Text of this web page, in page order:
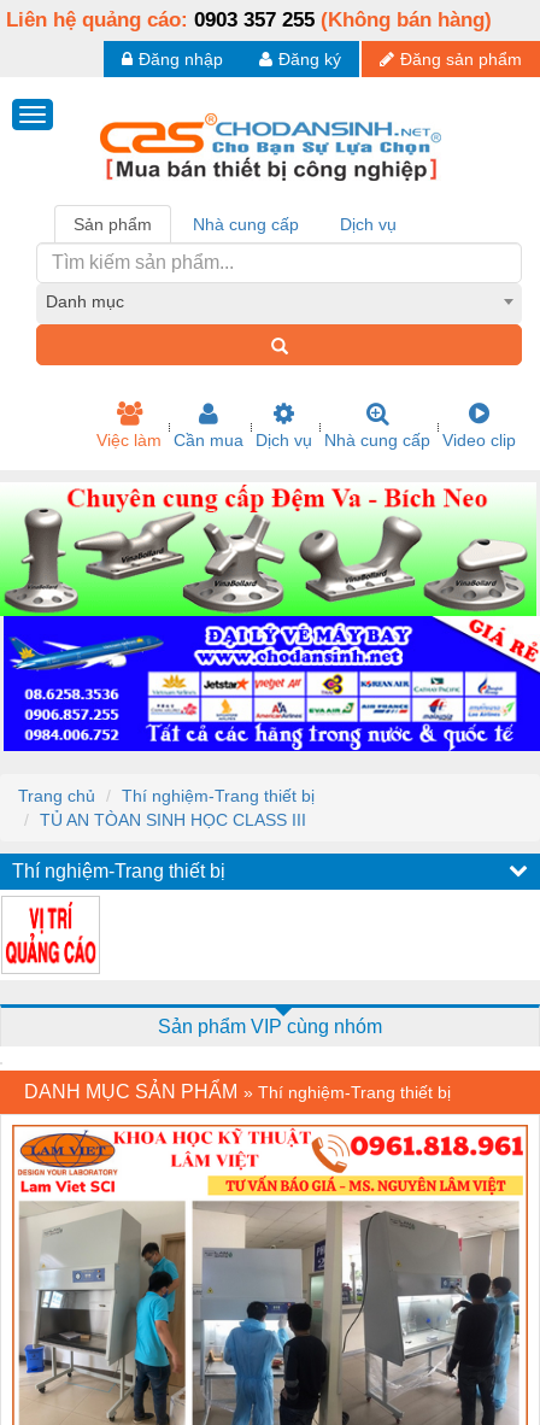
Liên hệ quảng cáo: 0903 357 255 (Không bán hàng)
Đăng sản phẩm
Đăng ký
Đăng nhập
Sản phẩm Nhà cung cấp Dịch vụ
Danh mục
Việc làm Cần mua Dịch vụ Nhà cung cấp Video clip
Trang chủ
Thí nghiệm-Trang thiết bị
TỦ AN TÒAN SINH HỌC CLASS III
Thí nghiệm-Trang thiết bị
Sản phẩm VIP cùng nhóm
DANH MỤC SẢN PHẨM » Thí nghiệm-Trang thiết bị